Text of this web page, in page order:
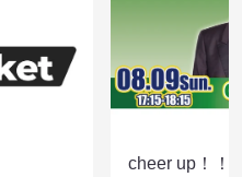
cheer up！